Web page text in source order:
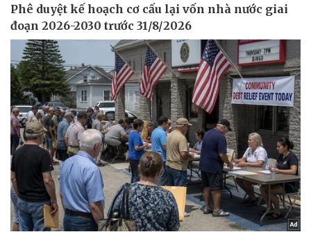
Doanh nghiệp
Thông tin doanh nghiệp
Doanh nghiệp 24h
Doanh nhân
Vì cộng đồng
Công nghệ
Sành điệu
Tin Công nghệ
Trải nghiệm
Chuyển đổi số